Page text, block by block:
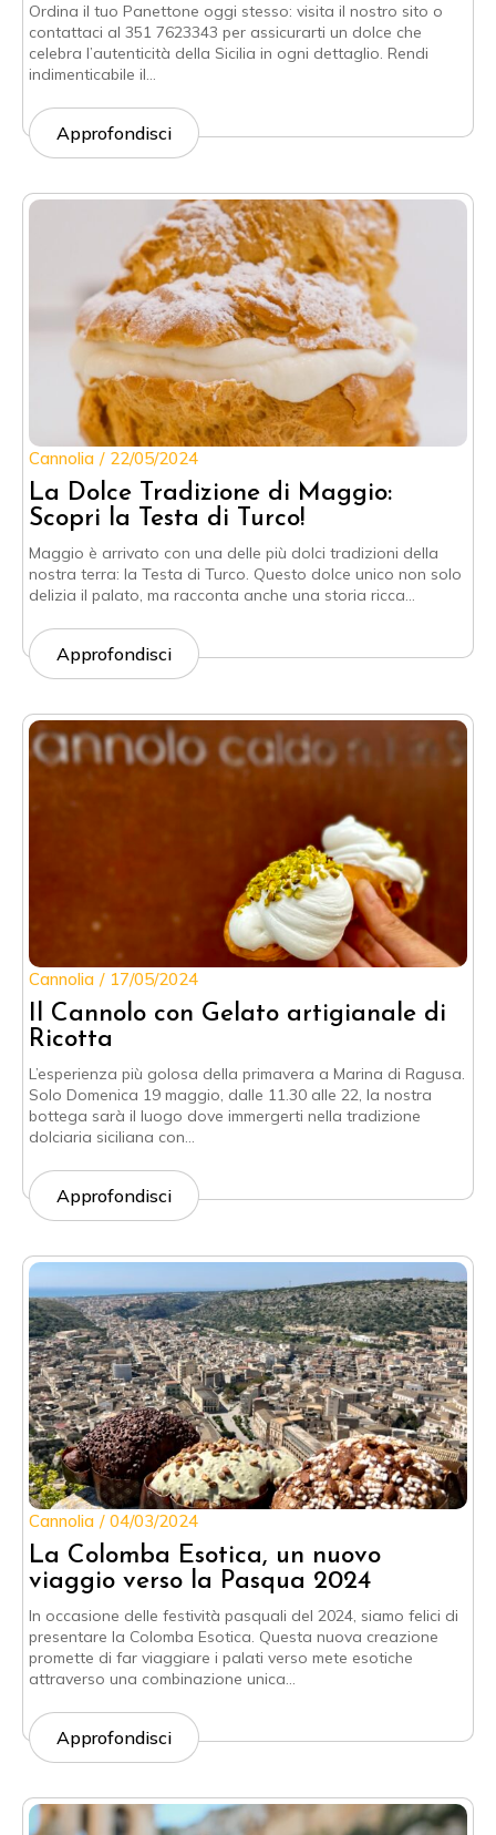
Ordina il tuo Panettone oggi stesso: visita il nostro sito o
contattaci al 351 7623343 per assicurarti un dolce che
celebra l’autenticità della Sicilia in ogni dettaglio. Rendi
indimenticabile il…
Approfondisci
La Dolce Tradizione di Maggio:
Scopri la Testa di Turco!
Cannolia 22/05/2024
Maggio è arrivato con una delle più dolci tradizioni della
nostra terra: la Testa di Turco. Questo dolce unico non solo
delizia il palato, ma racconta anche una storia ricca…
Approfondisci
Il Cannolo con Gelato artigianale di
Ricotta
Cannolia 17/05/2024
L’esperienza più golosa della primavera a Marina di Ragusa.
Solo Domenica 19 maggio, dalle 11.30 alle 22, la nostra
bottega sarà il luogo dove immergerti nella tradizione
dolciaria siciliana con…
Approfondisci
La Colomba Esotica, un nuovo
viaggio verso la Pasqua 2024
Cannolia 04/03/2024
In occasione delle festività pasquali del 2024, siamo felici di
presentare la Colomba Esotica. Questa nuova creazione
promette di far viaggiare i palati verso mete esotiche
attraverso una combinazione unica…
Approfondisci